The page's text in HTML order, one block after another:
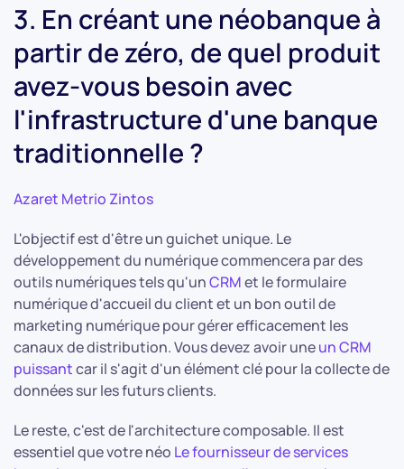
3. En créant une néobanque à
partir de zéro, de quel produit
avez-vous besoin avec
l'infrastructure d'une banque
traditionnelle ?
Azaret Metrio Zintos
L'objectif est d'être un guichet unique. Le
développement du numérique commencera par des
outils numériques tels qu'unCRMet le formulaire
numérique d'accueil du client et un bon outil de
marketing numérique pour gérer efficacement les
canaux de distribution. Vous devez avoir uneun CRM
puissantcar il s'agit d'un élément clé pour la collecte de
données sur les futurs clients.
Le reste, c'est de l'architecture composable. Il est
essentiel que votre néo Le fournisseur de services